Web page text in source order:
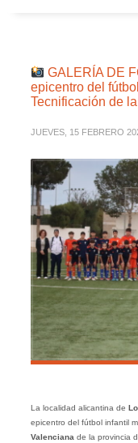
GALERÍA DE
epicentro del
Tecnificación de
JUEVES, 15 FEBRERO
La localidad alicantina de
epicentro del fútbol infantil
Valenciana de la provincia